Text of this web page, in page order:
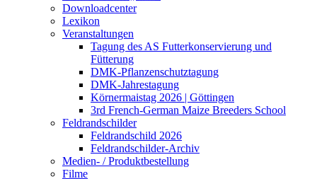
Downloadcenter
Lexikon
Veranstaltungen
Tagung des AS Futterkonservierung und
Fütterung
DMK-Pflanzenschutztagung
DMK-Jahrestagung
Körnermaistag 2026 | Göttingen
3rd French-German Maize Breeders School
Feldrandschilder
Feldrandschild 2026
Feldrandschilder-Archiv
Medien- / Produktbestellung
Filme